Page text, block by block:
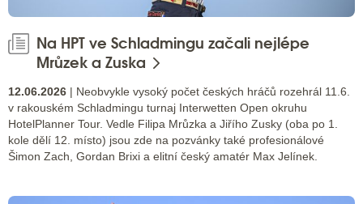
Na HPT ve Schladmingu začali nejlépe
Mrůzek a Zuska
12.06.2026 | Neobvykle vysoký počet českých hráčů rozehrál 11.6.
v rakouském Schladmingu turnaj Interwetten Open okruhu
HotelPlanner Tour. Vedle Filipa Mrůzka a Jiřího Zusky (oba po 1.
kole dělí 12. místo) jsou zde na pozvánky také profesionálové
Šimon Zach, Gordan Brixi a elitní český amatér Max Jelínek.